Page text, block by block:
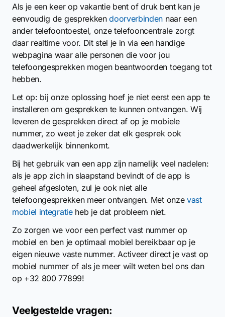
Als je een keer op vakantie bent of druk bent kan je
eenvoudig de gesprekkendoorverbinden naar een
ander telefoontoestel, onze telefooncentrale zorgt
daar realtime voor. Dit stel je in via een handige
webpagina waar alle personen die voor jou
telefoongesprekken mogen beantwoorden toegang tot
hebben.
Let op: bij onze oplossing hoef je niet eerst een app te
installeren om gesprekken te kunnen ontvangen. Wij
leveren de gesprekken direct af op je mobiele
nummer, zo weet je zeker dat elk gesprek ook
daadwerkelijk binnenkomt.
Bij het gebruik van een app zijn namelijk veel nadelen:
als je app zich in slaapstand bevindt of de app is
geheel afgesloten, zul je ook niet alle
telefoongesprekken meer ontvangen. Met onze vast
mobiel integratieheb je dat probleem niet.
Zo zorgen we voor een perfect vast nummer op
mobiel en ben je optimaal mobiel bereikbaar op je
eigen nieuwe vaste nummer. Activeer direct je vast op
mobiel nummer of als je meer wilt weten bel ons dan
op +32 800 77899!
Veelgestelde vragen: